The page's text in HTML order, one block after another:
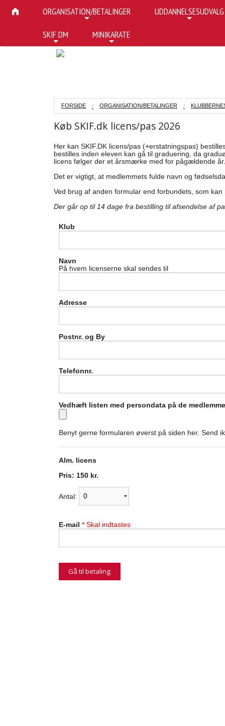
ORGANISATION/BETALINGER UDDANNELSESUDVALG
+
SKIF DM MINIKARATE
FORSIDE ORGANISATION/BETALINGER
Køb SKIF.dk licens/pas 2026
Her kan SKIF.DK licens/pas (+erstatningspas)
bestilles inden eleven kan gå til graduering, da
licens følger der et årsmærke med for pågældende år.
Det er vigtigt, at medlemmets fulde navn og
Ved brug af anden formular end forbundets, som
Der går op til 14 dage fra bestilling til afsendelse af
Klub
Navn
På hvem licenserne skal sendes til
Adresse
Postnr. og By
Telefonnr.
Vedhæft listen med persondata på de
Benyt gerne formularen øverst på siden her. Send
Alm. licens
Pris: 150 kr.
Antal:
E-mail * Skal indtastes